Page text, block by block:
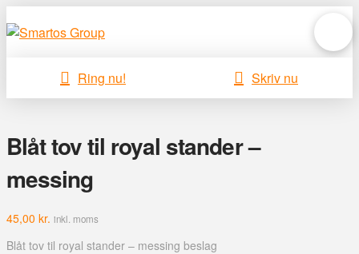
Ring nu! Skriv nu
Blåt tov til royal stander –
messing
45,00 kr. inkl. moms
Blåt tov til royal stander – messing beslag